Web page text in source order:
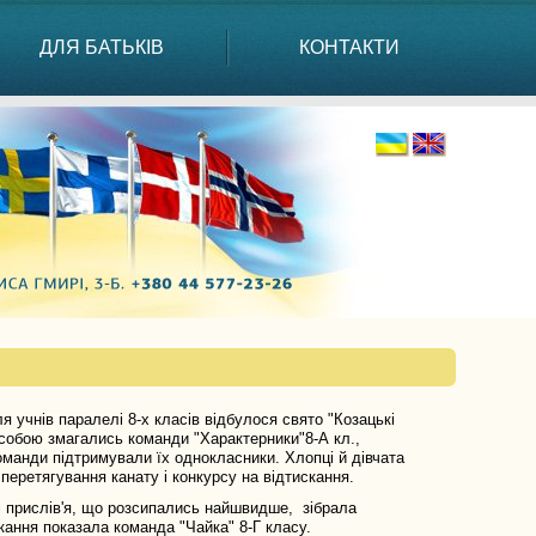
ДЛЯ БАТЬКІВ КОНТАКТИ
учнів паралелі 8-х класів відбулося свято "Козацькі
змагались команди "Характерники"8-А кл.,
підтримували їх однокласники. Хлопці й дівчата
канату і конкурсу на відтискання.
що розсипались найшвидше, зібрала
показала команда "Чайка" 8-Г класу.